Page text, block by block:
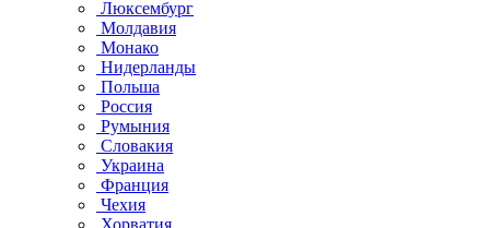
Люксембург
Молдавия
Монако
Нидерланды
Польша
Россия
Румыния
Словакия
Украина
Франция
Чехия
Хорватия